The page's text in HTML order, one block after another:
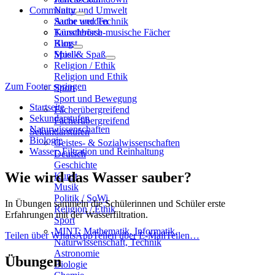
Natur und Umwelt
Sache und Technik
Künstlerisch-musische Fächer
Kunst
Musik
Religion / Ethik
Religion und Ethik
Sport
Sport und Bewegung
Fächerübergreifend
Fächerübergreifend
Sekundarstufen
Geistes- & Sozialwissenschaften
Deutsch
Geschichte
Kunst
Musik
Politik / SoWi
Religion / Ethik
Sport
MINT: Mathematik, Informatik,
Naturwissenschaft, Technik
Astronomie
Biologie
Community
Autor werden
Tauschbörse
Blog
Spiel & Spaß
Zum Footer springen
Startseite
Sekundarstufen
Naturwissenschaften
Biologie
Wasser: Filtration und Reinhaltung
Wie wird das Wasser sauber?
In Übungen sammeln die Schülerinnen und Schüler erste
Erfahrungen mit der Wasserfiltration.
Teilen über WhatsAppTeilen über E-MailTeilen…
Übungen